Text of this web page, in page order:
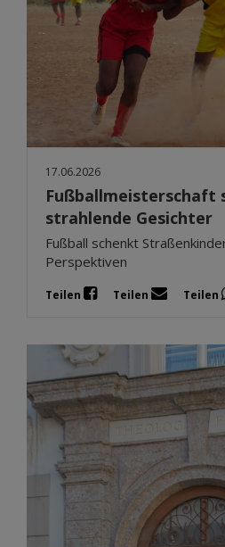
17.06.2026
Fußballmeisterschaft
strahlende Gesichter
Fußball schenkt
Perspektiven
Teilen Teilen Teilen